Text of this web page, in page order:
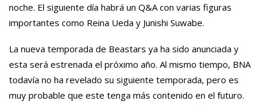
noche. El siguiente día habrá un Q&A con varias figuras
importantes como Reina Ueda y Junishi Suwabe.
La nueva temporada de Beastars ya ha sido anunciada y
esta será estrenada el próximo año. Al mismo tiempo, BNA
todavía no ha revelado su siguiente temporada, pero es
muy probable que este tenga más contenido en el futuro.